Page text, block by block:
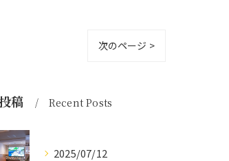
次のページ >
稿 Recent Posts
2025/07/12